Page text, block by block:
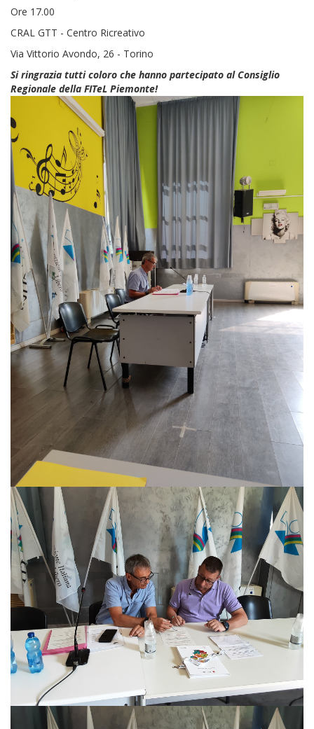
Ore 17.00
CRAL GTT - Centro Ricreativo
Via Vittorio Avondo, 26 - Torino
Si ringrazia tutti coloro che hanno partecipato al Consiglio
Regionale della FITeL Piemonte!